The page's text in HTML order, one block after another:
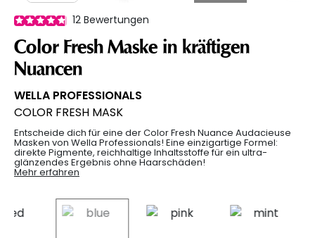
12 Bewertungen
Color Fresh Maske in kräftigen
Nuancen
WELLA PROFESSIONALS
COLOR FRESH MASK
Entscheide dich für eine der Color Fresh Nuance Audacieuse
Masken von Wella Professionals! Eine einzigartige Formel:
direkte Pigmente, reichhaltige Inhaltsstoffe für ein ultra-
glänzendes Ergebnis ohne Haarschäden!
Mehr erfahren